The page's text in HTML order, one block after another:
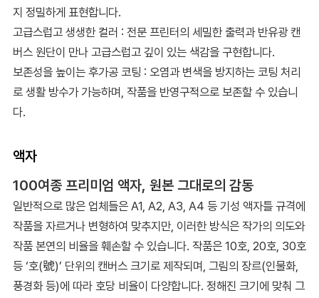
지 정밀하게 표현합니다.
고급스럽고 생생한 컬러 : 전문 프린터의 세밀한 출력과 반유광 캔
버스 원단이 만나 고급스럽고 깊이 있는 색감을 구현합니다.
보존성을 높이는 후가공 코팅 : 오염과 변색을 방지하는 코팅 처리
로 생활 방수가 가능하며, 작품을 반영구적으로 보존할 수 있습니
다.
액자
100여종 프리미엄 액자, 원본 그대로의 감동
일반적으로 많은 업체들은 A1, A2, A3, A4 등 기성 액자틀 규격에
작품을 자르거나 변형하여 맞추지만, 이러한 방식은 작가의 의도와
작품 본연의 비율을 훼손할 수 있습니다. 작품은 10호, 20호, 30호
등 ‘호(號)’ 단위의 캔버스 크기로 제작되며, 그림의 장르(인물화,
풍경화 등)에 따라 호당 비율이 다양합니다. 정해진 크기에 맞춰 그